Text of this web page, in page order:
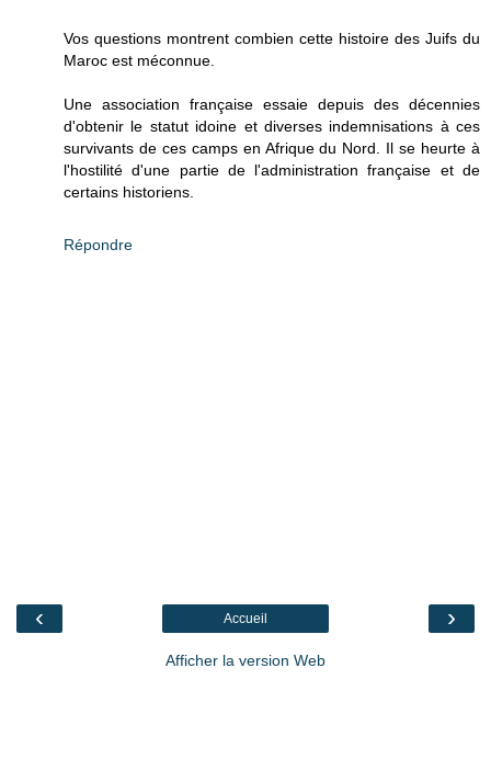
Vos questions montrent combien cette histoire des Juifs du
Maroc est méconnue.
Une association française essaie depuis des décennies
d'obtenir le statut idoine et diverses indemnisations à ces
survivants de ces camps en Afrique du Nord. Il se heurte à
l'hostilité d'une partie de l'administration française et de
certains historiens.
Répondre
‹ ›
Accueil
Afficher la version Web